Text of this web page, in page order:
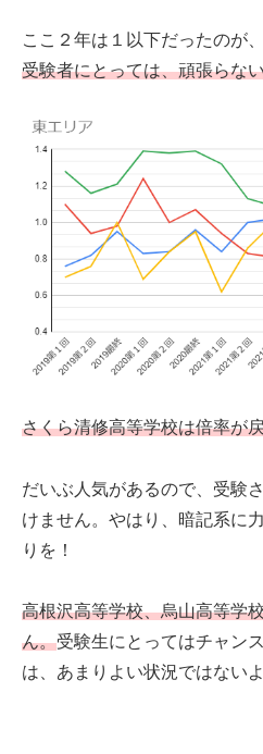
ここ２年は１以下だったのが
受験者にとっては、頑張らな
さくら清修高等学校は倍率が
だいぶ人気があるので、受験
けません。やはり、暗記系に
りを！
高根沢高等学校、烏山高等学
ん。受験生にとってはチャン
は、あまりよい状況ではない